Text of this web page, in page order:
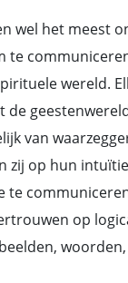
wel het meest
te
wereld.
van
zij op hun
op